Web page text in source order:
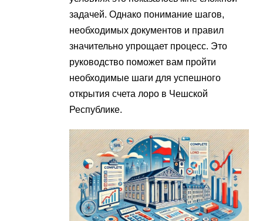
задачей. Однако понимание шагов,
необходимых документов и правил
значительно упрощает процесс. Это
руководство поможет вам пройти
необходимые шаги для успешного
открытия счета лоро в Чешской
Республике.